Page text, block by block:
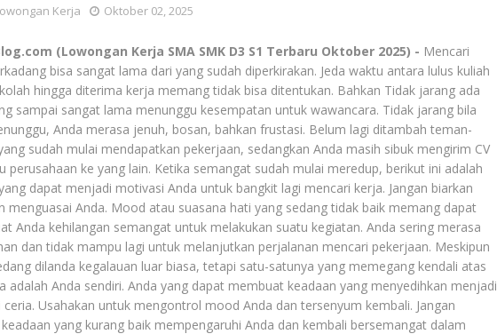
Kerja Oktober 02, 2025
(Lowongan Kerja SMA SMK D3 S1 Terbaru Oktober 2025) - Mencari
bisa sangat lama dari yang sudah diperkirakan. Jeda waktu antara lulus kuliah
hingga diterima kerja memang tidak bisa ditentukan. Bahkan Tidak jarang ada
sampai sangat lama menunggu kesempatan untuk wawancara. Tidak jarang bila
Anda merasa jenuh, bosan, bahkan frustasi. Belum lagi ditambah teman-
sudah mulai mendapatkan pekerjaan, sedangkan Anda masih sibuk mengirim CV
perusahaan ke yang lain. Ketika semangat sudah mulai meredup, berikut ini adalah
dapat menjadi motivasi Anda untuk bangkit lagi mencari kerja. Jangan biarkan
menguasai Anda. Mood atau suasana hati yang sedang tidak baik memang dapat
Anda kehilangan semangat untuk melakukan suatu kegiatan. Anda sering merasa
dan tidak mampu lagi untuk melanjutkan perjalanan mencari pekerjaan. Meskipun
dilanda kegalauan luar biasa, tetapi satu-satunya yang memegang kendali atas
adalah Anda sendiri. Anda yang dapat membuat keadaan yang menyedihkan menjadi
ceria. Usahakan untuk mengontrol mood Anda dan tersenyum kembali. Jangan
yang kurang baik mempengaruhi Anda dan kembali bersemangat dalam